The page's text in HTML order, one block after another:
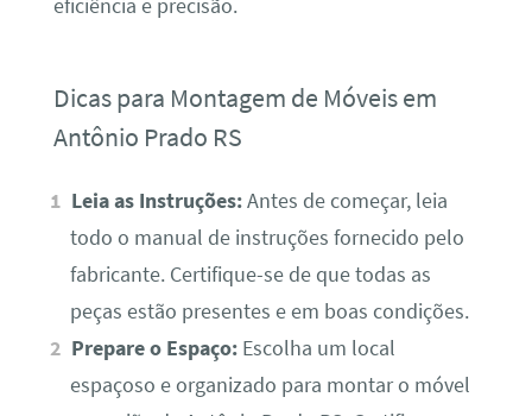
eficiência e precisão.
Dicas para Montagem de Móveis em
Antônio Prado RS
Leia as Instruções:Antes de começar, leia
todo o manual de instruções fornecido pelo
fabricante. Certifique-se de que todas as
peças estão presentes e em boas condições.
Prepare o Espaço: Escolha um local
espaçoso e organizado para montar o móvel